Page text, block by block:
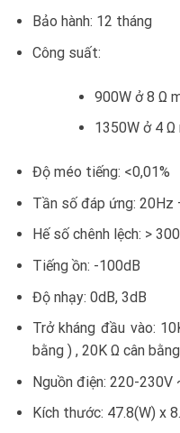
Bảo hành: 12 tháng
Công suất:
900W ở 8 Ω
1350W ở 4 Ω
Độ méo tiếng: <0,01%
Tần số đáp ứng: 20Hz
Hế số chênh lệch: >
Tiếng ồn: -100dB
Độ nhạy: 0dB, ​​3dB
Trở kháng đầu vào:
bằng ) , 20K Ω cân
Nguồn điện: 220-230V
Kích thước: 47.8(W) x